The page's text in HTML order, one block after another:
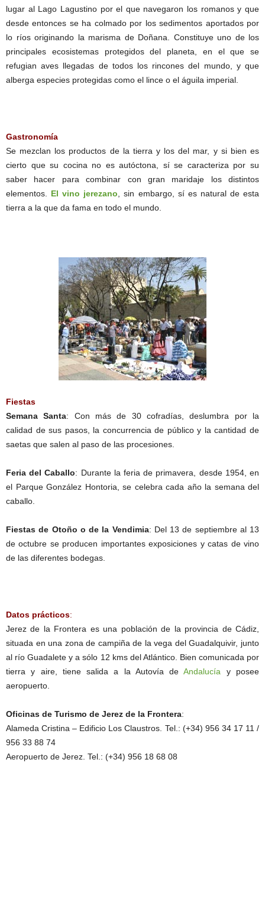
lugar al Lago Lagustino por el que navegaron los romanos y que
desde entonces se ha colmado por los sedimentos aportados por
lo ríos originando la marisma de Doñana. Constituye uno de los
principales ecosistemas protegidos del planeta, en el que se
refugian aves llegadas de todos los rincones del mundo, y que
alberga especies protegidas como el lince o el águila imperial.
Gastronomía
Se mezclan los productos de la tierra y los del mar, y si bien es
cierto que su cocina no es autóctona, sí se caracteriza por su
saber hacer para combinar con gran maridaje los distintos
elementos. El vino jerezano , sin embargo, sí es natural de esta
tierra a la que da fama en todo el mundo.
Fiestas
Semana Santa: Con más de 30 cofradías, deslumbra por la
calidad de sus pasos, la concurrencia de público y la cantidad de
saetas que salen al paso de las procesiones.
Feria del Caballo: Durante la feria de primavera, desde 1954, en
el Parque González Hontoria, se celebra cada año la semana del
caballo.
Fiestas de Otoño o de la Vendimia: Del 13 de septiembre al 13
de octubre se producen importantes exposiciones y catas de vino
de las diferentes bodegas.
Datos prácticos:
Jerez de la Frontera es una población de la provincia de Cádiz,
situada en una zona de campiña de la vega del Guadalquivir, junto
al río Guadalete y a sólo 12 kms del Atlántico. Bien comunicada por
tierra y aire, tiene salida a la Autovía deAndalucía y posee
aeropuerto.
Oficinas de Turismo de Jerez de la Frontera:
Alameda Cristina – Edificio Los Claustros. Tel.: (+34) 956 34 17 11 /
956 33 88 74
Aeropuerto de Jerez. Tel.: (+34) 956 18 68 08